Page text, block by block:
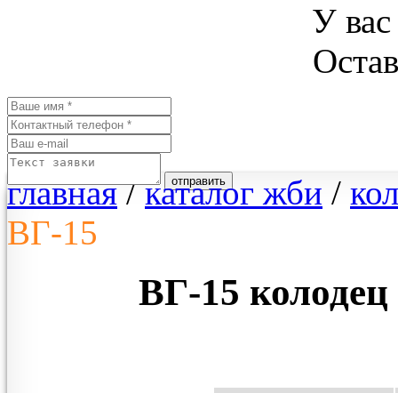
У вас
отправить
главная/каталог жби /
ВГ-15
ВГ-15